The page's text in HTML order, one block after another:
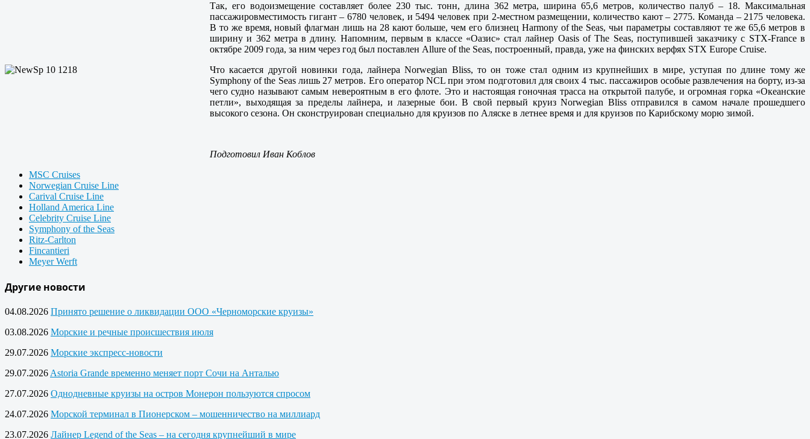
Так, его водоизмещение составляет более 230 тыс. тонн, длина 362 метра, ширина 65,6 метров, количество палуб – 18. Максимальная
пассажировместимость гигант – 6780 человек, и 5494 человек при 2-местном размещении, количество кают – 2775. Команда – 2175 человека.
В то же время, новый флагман лишь на 28 кают больше, чем его близнец Harmony of the Seas, чьи параметры составляют те же 65,6 метров в
ширину и 362 метра в длину. Напомним, первым в классе «Оазис» стал лайнер Oasis of The Seas, поступившей заказчику с STX-France в
октябре 2009 года, за ним через год был поставлен Allure of the Seas, построенный, правда, уже на финских верфях STX Europe Cruise.
Что касается другой новинки года, лайнера Norwegian Bliss, то он тоже стал одним из крупнейших в мире, уступая по длине тому же
Symphony of the Seas лишь 27 метров. Его оператор NCL при этом подготовил для своих 4 тыс. пассажиров особые развлечения на борту, из-за
чего судно называют самым невероятным в его флоте. Это и настоящая гоночная трасса на открытой палубе, и огромная горка «Океанские
петли», выходящая за пределы лайнера, и лазерные бои. В свой первый круиз Norwegian Bliss отправился в самом начале прошедшего
высокого сезона. Он сконструирован специально для круизов по Аляске в летнее время и для круизов по Карибскому морю зимой.
Подготовил Иван Коблов
MSC Cruises
Norwegian Cruise Line
Carival Cruise Line
Holland America Line
Celebrity Cruise Line
Symphony of the Seas
Ritz-Carlton
Fincantieri
Meyer Werft
Другие новости
04.08.2026 Принято решение о ликвидации ООО «Черноморские круизы»
03.08.2026 Морские и речные происшествия июля
29.07.2026 Морские экспресс-новости
29.07.2026 Astoria Grande временно меняет порт Сочи на Анталью
27.07.2026 Однодневные круизы на остров Монерон пользуются спросом
24.07.2026 Морской терминал в Пионерском – мошенничество на миллиард
23.07.2026 Лайнер Legend of the Seas – на сегодня крупнейший в мире